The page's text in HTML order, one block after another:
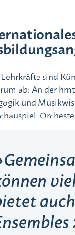
sind
ab: An der
und